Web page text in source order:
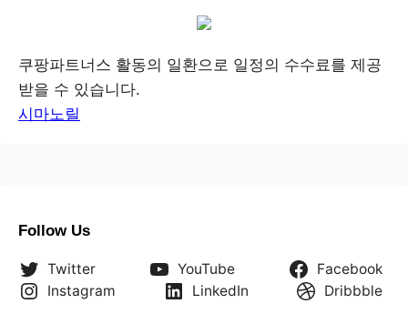
쿠팡파트너스 활동의 일환으로 일정의 수수료를 제공
받을 수 있습니다.
시마노릴
Follow Us
Twitter YouTube
Facebook
Instagram
LinkedIn Dribbble